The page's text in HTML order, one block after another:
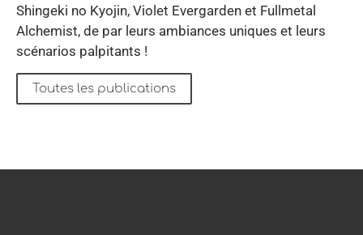
Shingeki no Kyojin, Violet Evergarden et Fullmetal
Alchemist, de par leurs ambiances uniques et leurs
scénarios palpitants !
Toutes les publications